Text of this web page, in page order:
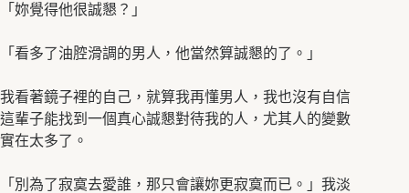
「妳覺得他很誠懇？」
「看多了油腔滑調的男人，他當然算誠懇的了。」
我看著鏡子裡的自己，就算我再懂男人，我也沒有自信
這輩子能找到一個真心誠懇對待我的人，尤其人的變數
實在太多了。
「別為了寂寞去愛誰，那只會讓妳更寂寞而已。」我淡